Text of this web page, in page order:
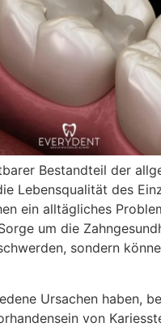
Bestandteil der
Lebensqualität des
ein alltägliches
um die
sondern
Ursachen haben,
von